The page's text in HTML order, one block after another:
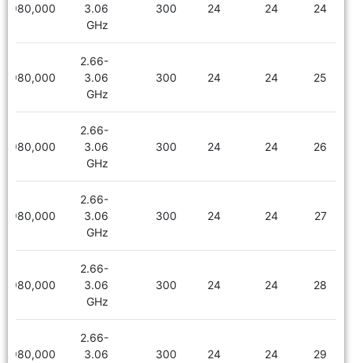
24
24
24
300
3.06
GHz
1,980,000
25
24
24
300
2.66-
3.06
GHz
1,980,000
26
24
24
300
2.66-
3.06
GHz
1,980,000
27
24
24
300
2.66-
3.06
GHz
1,980,000
28
24
24
300
2.66-
3.06
GHz
1,980,000
29
24
24
300
2.66-
3.06
1,980,000